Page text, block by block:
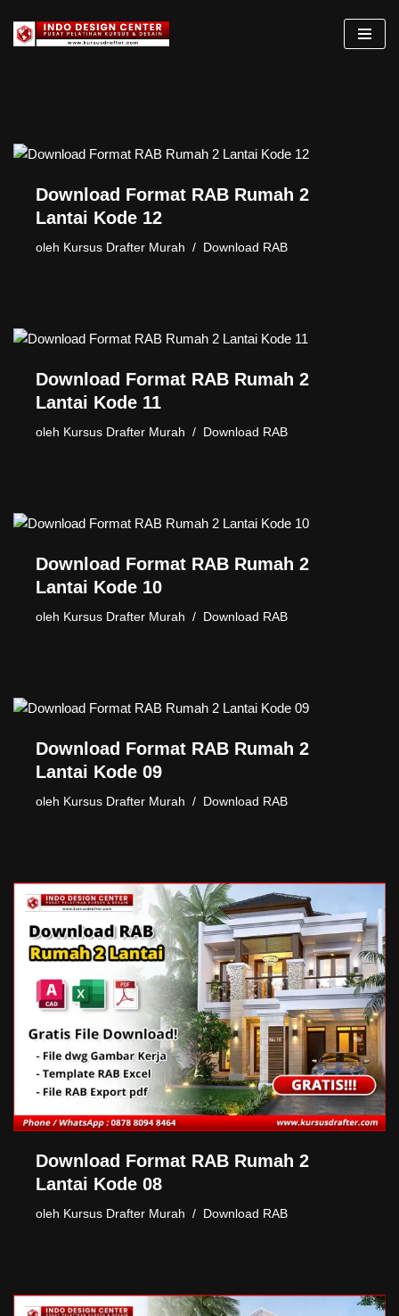
Lompat
Download Format RAB Rumah 2
Lantai Kode 12
oleh Kursus Drafter Murah Download RAB
Download Format RAB Rumah 2
Lantai Kode 11
oleh Kursus Drafter Murah Download RAB
Download Format RAB Rumah 2
Lantai Kode 10
oleh Kursus Drafter Murah Download RAB
Download Format RAB Rumah 2
Lantai Kode 09
oleh Kursus Drafter Murah Download RAB
Download Format RAB Rumah 2
Lantai Kode 08
oleh Kursus Drafter Murah Download RAB